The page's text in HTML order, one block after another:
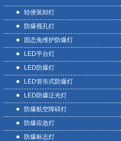
轻便装卸灯
防爆视孔灯
固态免维护防爆灯
LED平台灯
LED防爆灯
LED管吊式防爆灯
LED防爆泛光灯
防爆航空障碍灯
防爆应急灯
防爆标志灯